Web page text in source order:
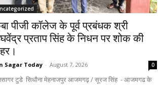
पीजी कॉलेज के पूर्व प्रबंधक श्री
प्रताप सिंह के निधन पर शोक की
Sagar Today - August 7, 2026 0
टुडे सिधौना मेहनाजपुर आजमगढ़ / सूरज सिंह - आजमगढ के